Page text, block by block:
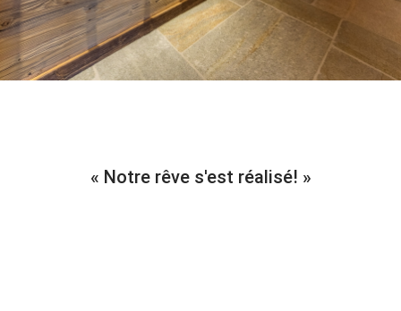
Notre rêve s'est réalisé!